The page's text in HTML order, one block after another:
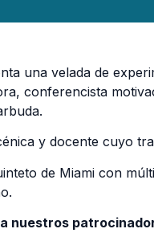
una velada de
conferencista
y docente cuyo
de Miami con
nuestros